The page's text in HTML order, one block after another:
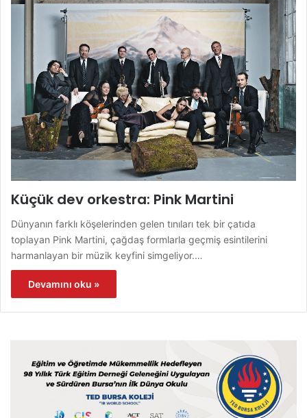
Küçük dev orkestra: Pink Martini
Dünyanın farklı köşelerinden gelen tınıları tek bir çatıda
toplayan Pink Martini, çağdaş formlarla geçmiş esintilerini
harmanlayan bir müzik keyfini simgeliyor.…
Devamını oku »